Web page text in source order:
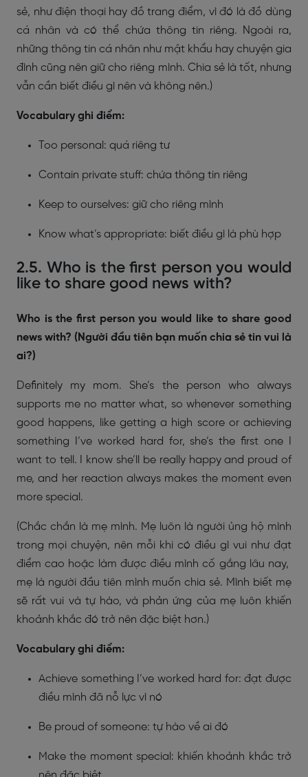
sẻ, như điện thoại hay đồ trang điểm, vì đó là đồ dùng
cá nhân và có thể chứa thông tin riêng. Ngoài ra,
những thông tin cá nhân như mật khẩu hay chuyện gia
đình cũng nên giữ cho riêng mình. Chia sẻ là tốt, nhưng
vẫn cần biết điều gì nên và không nên.)
Vocabulary ghi điểm:
Too personal: quá riêng tư
Contain private stuff: chứa thông tin riêng
Keep to ourselves: giữ cho riêng mình
Know what’s appropriate: biết điều gì là phù hợp
2.5. Who is the first person you would
like to share good news with?
Who is the first person you would like to share good
news with? (Người đầu tiên bạn muốn chia sẻ tin vui là
ai?)
Definitely my mom. She’s the person who always
supports me no matter what, so whenever something
good happens, like getting a high score or achieving
something I’ve worked hard for, she’s the first one I
want to tell. I know she’ll be really happy and proud of
me, and her reaction always makes the moment even
more special.
(Chắc chắn là mẹ mình. Mẹ luôn là người ủng hộ mình
trong mọi chuyện, nên mỗi khi có điều gì vui như đạt
điểm cao hoặc làm được điều mình cố gắng lâu nay,
mẹ là người đầu tiên mình muốn chia sẻ. Mình biết mẹ
sẽ rất vui và tự hào, và phản ứng của mẹ luôn khiến
khoảnh khắc đó trở nên đặc biệt hơn.)
Vocabulary ghi điểm:
Achieve something I’ve worked hard for: đạt được
điều mình đã nỗ lực vì nó
Be proud of someone: tự hào về ai đó
Make the moment special: khiến khoảnh khắc trở